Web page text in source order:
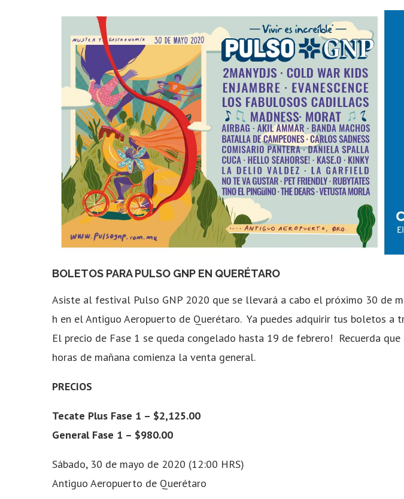
BOLETOS PARA PULSO GNP EN QUERÉTARO
Asiste al festival Pulso GNP 2020 que se llevará a cabo el próximo 30 de
h en el Antiguo Aeropuerto de Querétaro. Ya puedes adquirir tus boletos a
El precio de Fase 1 se queda congelado hasta 19 de febrero! Recuerda
horas de mañana comienza la venta general.
PRECIOS
Tecate Plus Fase 1 – $2,125.00
General Fase 1 – $980.00
Sábado, 30 de mayo de 2020 (12:00 HRS)
Antiguo Aeropuerto de Querétaro